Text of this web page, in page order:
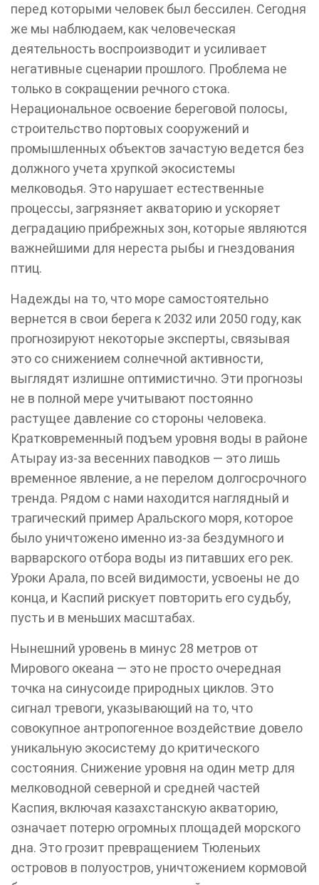
перед которыми человек был бессилен. Сегодня
же мы наблюдаем, как человеческая
деятельность воспроизводит и усиливает
негативные сценарии прошлого. Проблема не
только в сокращении речного стока.
Нерациональное освоение береговой полосы,
строительство портовых сооружений и
промышленных объектов зачастую ведется без
должного учета хрупкой экосистемы
мелководья. Это нарушает естественные
процессы, загрязняет акваторию и ускоряет
деградацию прибрежных зон, которые являются
важнейшими для нереста рыбы и гнездования
птиц.
Надежды на то, что море самостоятельно
вернется в свои берега к 2032 или 2050 году, как
прогнозируют некоторые эксперты, связывая
это со снижением солнечной активности,
выглядят излишне оптимистично. Эти прогнозы
не в полной мере учитывают постоянно
растущее давление со стороны человека.
Кратковременный подъем уровня воды в районе
Атырау из-за весенних паводков — это лишь
временное явление, а не перелом долгосрочного
тренда. Рядом с нами находится наглядный и
трагический пример Аральского моря, которое
было уничтожено именно из-за бездумного и
варварского отбора воды из питавших его рек.
Уроки Арала, по всей видимости, усвоены не до
конца, и Каспий рискует повторить его судьбу,
пусть и в меньших масштабах.
Нынешний уровень в минус 28 метров от
Мирового океана — это не просто очередная
точка на синусоиде природных циклов. Это
сигнал тревоги, указывающий на то, что
совокупное антропогенное воздействие довело
уникальную экосистему до критического
состояния. Снижение уровня на один метр для
мелководной северной и средней частей
Каспия, включая казахстанскую акваторию,
означает потерю огромных площадей морского
дна. Это грозит превращением Тюленьих
островов в полуостров, уничтожением кормовой